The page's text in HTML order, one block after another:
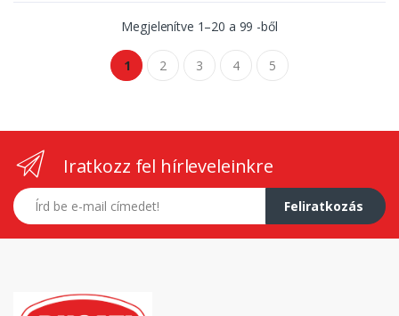
Megjelenítve 1–20 a 99 -ből
1 2 3 4 5
Iratkozz fel hírleveleinkre
E-mail címed
Feliratkozás